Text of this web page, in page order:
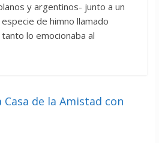
y argentinos- junto a un
de himno llamado
lo emocionaba al
de la Amistad con